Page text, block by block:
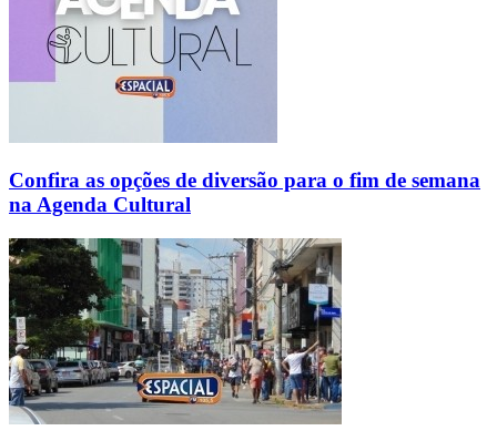
Confira as opções de diversão para o fim de semana
na Agenda Cultural